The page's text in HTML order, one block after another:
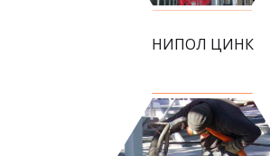
НИПОЛ ЦИНК